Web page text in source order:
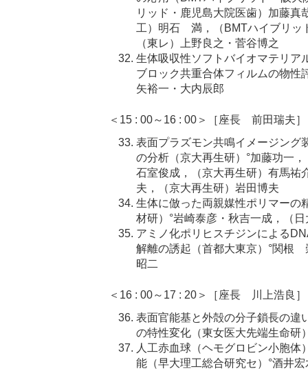
リッド・鹿児島大院医歯）加藤
工）明石 満，（BMTハイブリッ
（東レ）上野良之・菅谷博之
生体吸収性ソフトバイオマテリア
ブロック共重合体フィルムの物性
矢裕一・大内辰郎
＜15 : 00～16 : 00＞［座長 前田瑞夫］
表面プラズモン共鳴イメージング
の分析（京大再生研）°加藤功一
石室俊成，（京大再生研）有馬祐
夫，（京大再生研）岩田博夫
生体に倣った両親媒性ポリマーの
材研）°岩崎泰彦・秋吉一成，（
アミノ化ポリヒスチジンによる
解離の誘起（首都大東京）°関根
昭二
＜16 : 00～17 : 20＞［座長 川上浩良］
表面官能基と外殻の分子鎖長の違
の特性変化（東女医大先端生命研
人工赤血球（ヘモグロビン小胞
能（早大理工総合研究セ）°酒井